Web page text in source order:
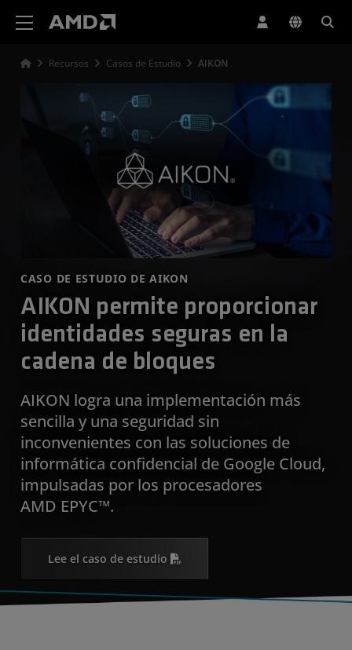
Recursos Casos de Estudio AIKON
CASO DE ESTUDIO DE AIKON
AIKON permite proporcionar
identidades seguras en la
cadena de bloques
AIKON logra una implementación más
sencilla y una seguridad sin
inconvenientes con las soluciones de
informática confidencial de Google Cloud,
impulsadas por los procesadores
AMD EPYC™.
Lee el caso de estudio